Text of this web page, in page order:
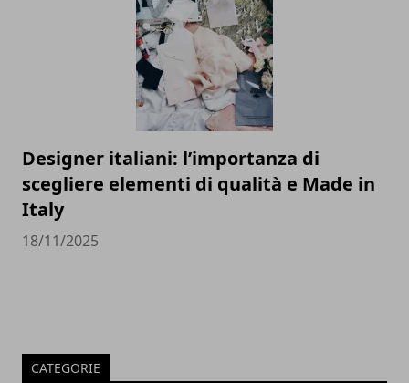
Designer italiani: l’importanza di
scegliere elementi di qualità e Made in
Italy
18/11/2025
CATEGORIE